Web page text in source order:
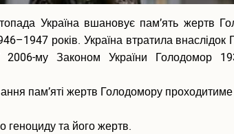
Україна вшановує пам’ять жертв
років. Україна втратила
2006-му Законом України Голодомор
пам’яті жертв Голодомору
геноциду та його жертв.